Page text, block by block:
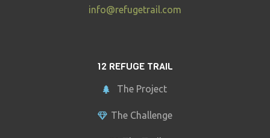
info@refugetrail.com
12 REFUGE TRAIL
The Project
The Challenge